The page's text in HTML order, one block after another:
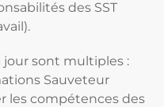
des SST
jour sont multiples :
Sauveteur
les compétences des